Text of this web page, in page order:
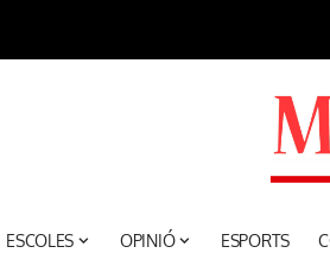
ESCOLES OPINIÓ ESPORTS